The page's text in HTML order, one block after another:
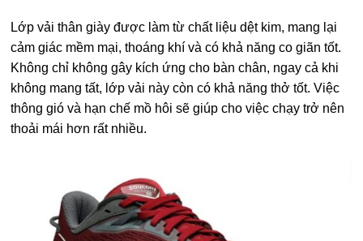
Lớp vải thân giày được làm từ chất liệu dệt kim, mang lại
cảm giác mềm mại, thoáng khí và có khả năng co giãn tốt.
Không chỉ không gây kích ứng cho bàn chân, ngay cả khi
không mang tất, lớp vải này còn có khả năng thở tốt. Việc
thông gió và hạn chế mồ hôi sẽ giúp cho việc chạy trở nên
thoải mái hơn rất nhiều.